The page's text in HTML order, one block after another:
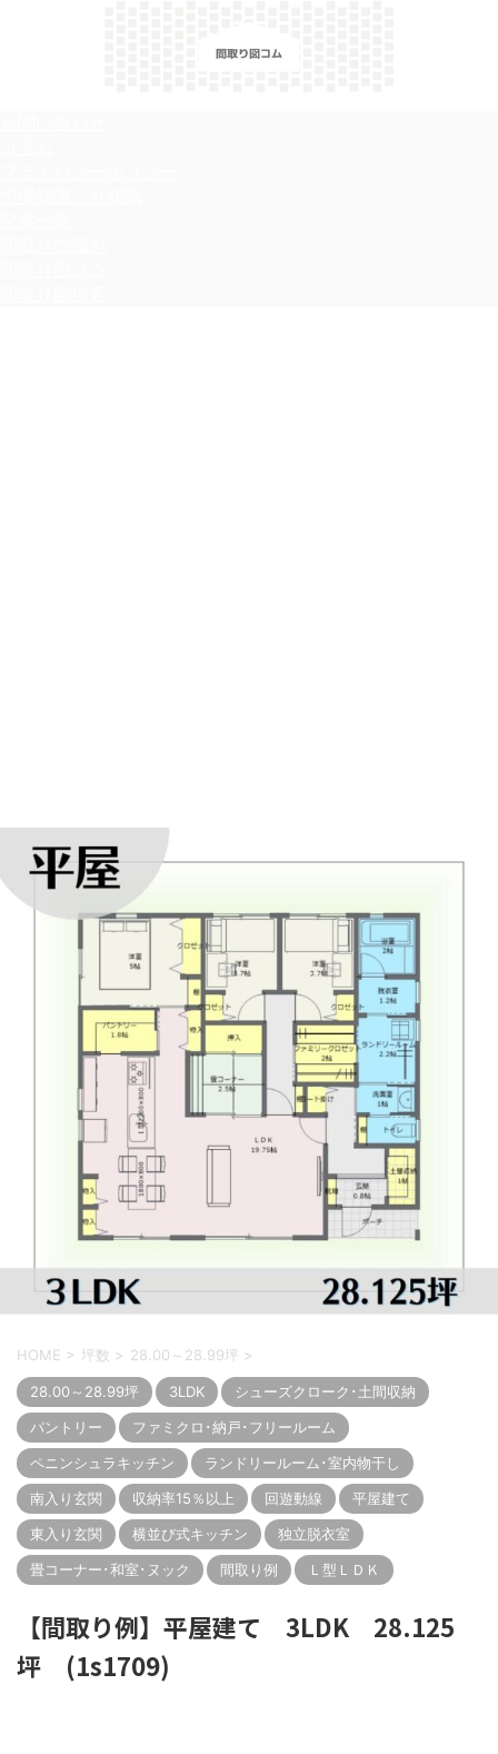
HOME > 坪数 > 28.00～28.99坪 >
28.00～28.99坪 3LDK
シューズクローク･土間収納
パントリー
ファミクロ･納戸･フリールーム
ペニンシュラキッチン
ランドリールーム･室内物干し
南入り玄関
収納率15％以上 回遊動線
平屋建て
東入り玄関
横並び式キッチン
独立脱衣室
畳コーナー･和室･ヌック
間取り例 Ｌ型ＬＤＫ
【間取り例】平屋建て 3LDK 28.125
坪 (1s1709)